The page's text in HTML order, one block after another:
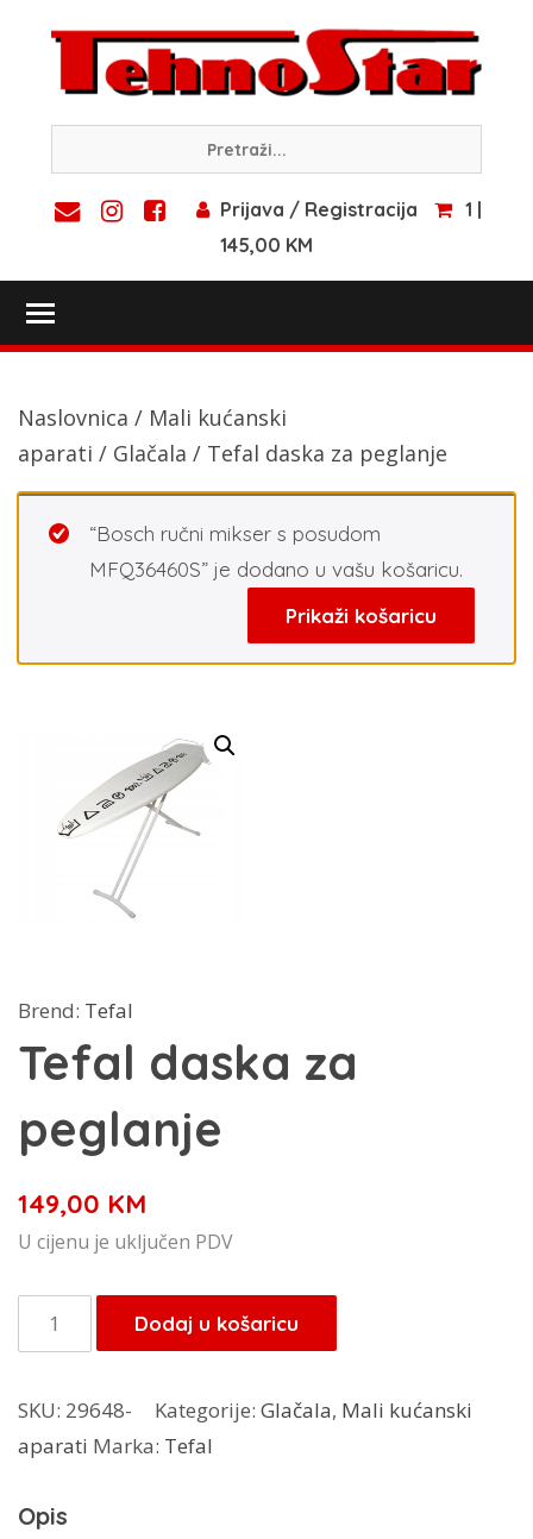
content
Prijava / Registracija
1 |
145,00 KM
Naslovnica / Mali kućanski
aparati / Glačala / Tefal daska za peglanje
“Bosch ručni mikser s posudom
MFQ36460S” je dodano u vašu košaricu.
Prikaži košaricu
Brend: Tefal
Tefal daska za
peglanje
149,00 KM
U cijenu je uključen PDV
Tefal
daska
peglanje
količina
Dodaj u košaricu
SKU: 29648- Kategorije: Glačala, Mali kućanski
aparati Marka: Tefal
Opis